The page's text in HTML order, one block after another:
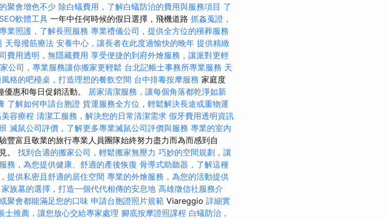
聚會增色不少 除白蟻費用，了解白蟻防治的費用與服務項目 了
軟體工具 一年中任何時候的假日選擇，飛機道路 抓姦蒐證，
業照護，了解長照服務 專業禮儀公司，提供全方位的殯葬服務
天母撥筋療法 安養中心，讓長者在此度過愉快的晚年 提供精緻
費用透明，無隱藏費用 享受便捷的到府外燴服務，讓派對更輕
公司，專業服務讓你搬家更輕鬆 台北記帳士事務所專業服務 天
格的吧檯桌，打造理想的餐飲空間 台中排毒按摩服務 家庭度
惠和每日促銷活動。 居家清潔服務，讓每個角落都乾淨如新
了解如何申請台胞證 貨運服務全方位，輕鬆解決長途或重物運
容療程 清潔工服務，解決您的日常清潔需求 假牙費用透明資訊
滅鼠公司評價，了解更多專業滅鼠公司評價與服務 專業的室內
豐富且敬業的旅行專業人員團隊始終努力盡力而為而感到自
。 找到合適的搬家公司，輕鬆搬家無壓力 巧妙的空間規劃，讓
務，為您提供健康、舒適的產後恢復 骨導式助聽器，了解這種
提供私密且舒適的居住空間 專業的外燴服務，為您的活動提供
家族墓的選擇，打造一個代代相傳的安息地 高雄徵信社服務介
聚會都能滿足您的口味 申請台胞證照片規範 Viareggio 詳細實
士推薦，讓您放心交給專家處理 腳底按摩證照課程 白蟻防治，